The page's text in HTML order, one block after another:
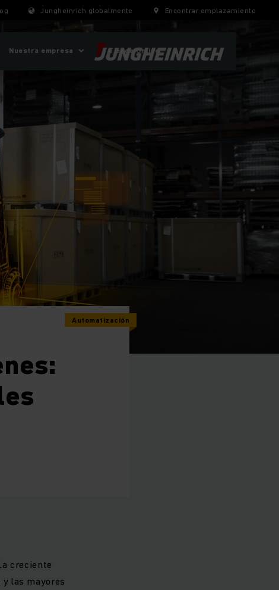
Jungheinrich globalmente Encontrar emplazamiento
Nuestra empresa Tienda Online
Automatización
creciente
las mayores